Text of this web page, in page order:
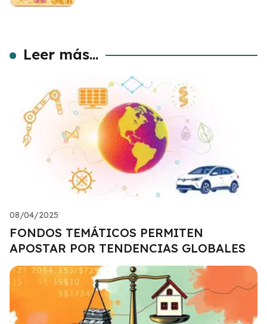
Leer más...
08/04/2025
FONDOS TEMÁTICOS PERMITEN
APOSTAR POR TENDENCIAS GLOBALES